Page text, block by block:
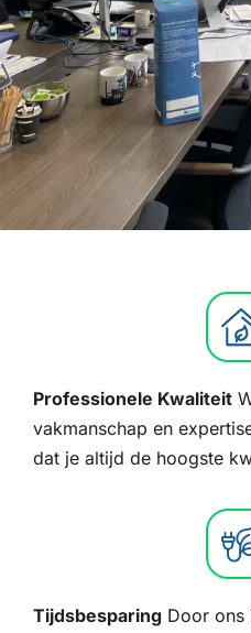
Professionele Kwaliteit
vakmanschap en
dat je altijd de hoogste
TijdsbesparingDoor ons